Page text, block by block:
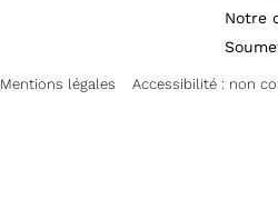
Notre
Mentions légales Accessibilité : non